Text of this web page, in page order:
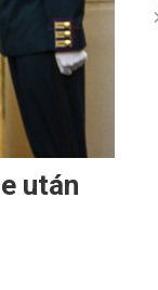
után